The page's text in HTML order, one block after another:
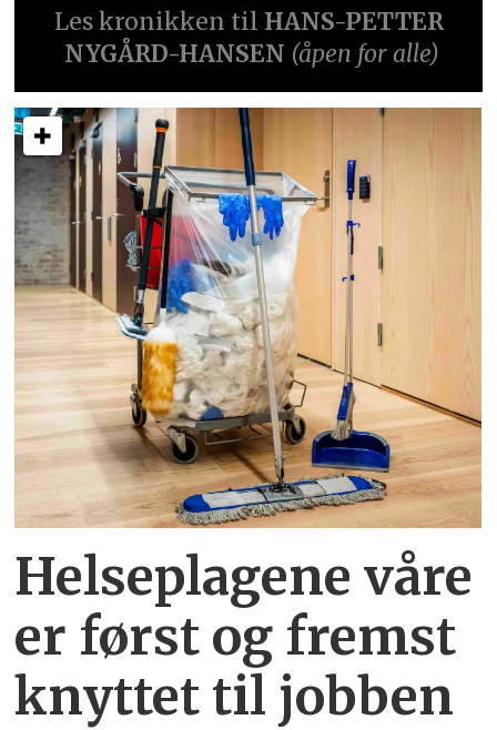
Les kronikken til HANS-PETTER
NYGÅRD-HANSEN (åpen for alle)
Helseplagene våre
er først og fremst
knyttet til jobben